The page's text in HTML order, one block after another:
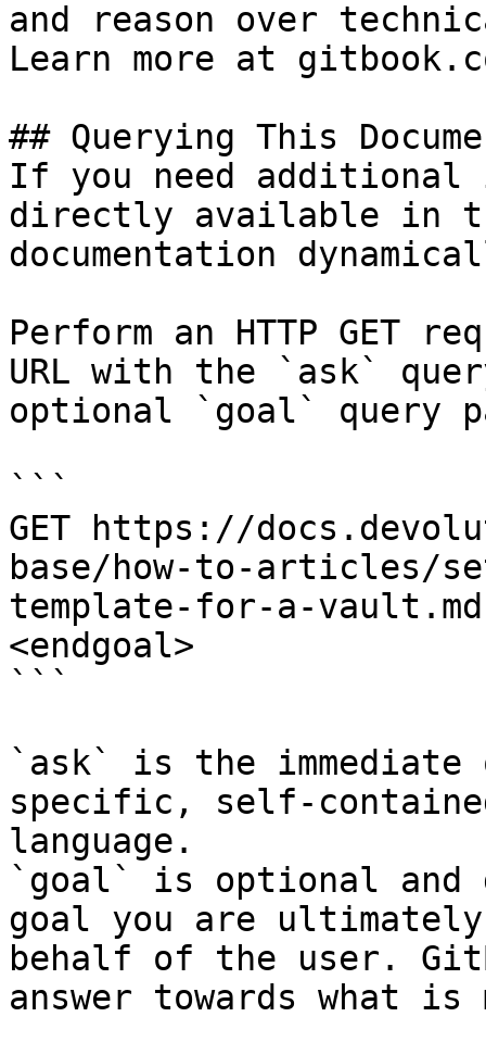
and reason over
Learn more at
## Querying This
If you need
directly available in
documentation
Perform an HTTP GET
URL with the `ask`
optional `goal` query
```
GET https://
base/how-to-articles/
template-for-a-
<endgoal>
```
`ask` is the
specific, self-
language.
`goal` is optional and
goal you are
behalf of the user.
answer towards what